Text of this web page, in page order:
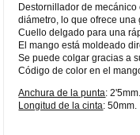
Destornillador de
diámetro, lo que ofrece una
Cuello delgado para una
El mango está moldeado
Se puede colgar gracias a
Código de color en el
Anchura de la punta: 2'5mm.
Longitud de la cinta: 50mm.